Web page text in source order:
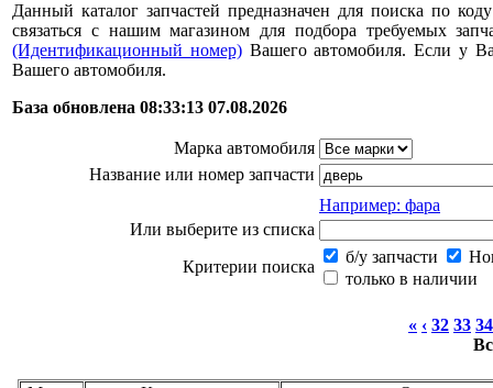
Данный каталог запчастей предназначен для поиска по
связаться с нашим магазином для подбора требуемых
(Идентификационный номер)Вашего автомобиля. Если у
Вашего автомобиля.
База обновлена 08:33:13 07.08.2026
Марка автомобиля
Название или номер запчасти
Например: фара
Или выберите из списка
Критерии поиска
б/у запчасти
только в наличии
« ‹ 32 33 34